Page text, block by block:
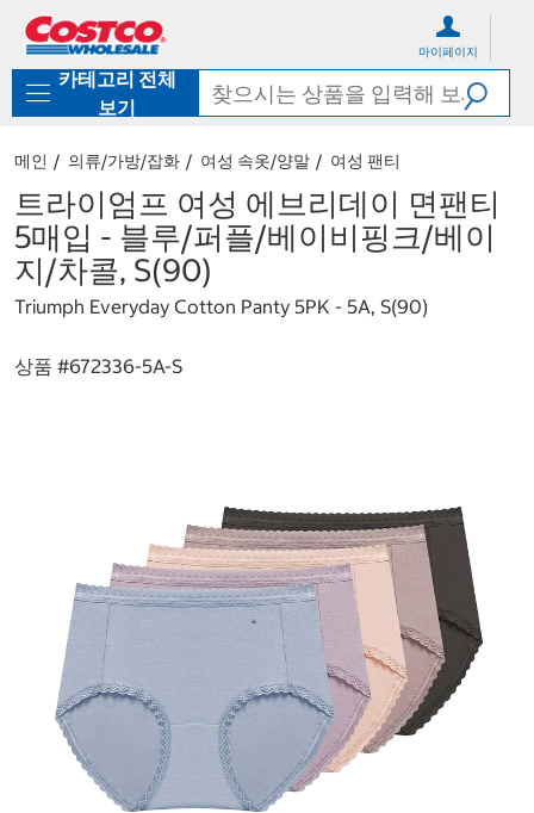
로
기
가
마이페이지
카테고리 전체
보기
메인 의류/가방/잡화 여성 속옷/양말 여성 팬티
트라이엄프 여성 에브리데이 면팬티
5매입 - 블루/퍼플/베이비핑크/베이
지/차콜, S(90)
Triumph Everyday Cotton Panty 5PK - 5A, S(90)
상품 #672336-5A-S